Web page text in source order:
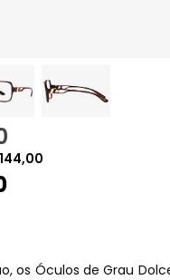
144,00
os Óculos de Grau